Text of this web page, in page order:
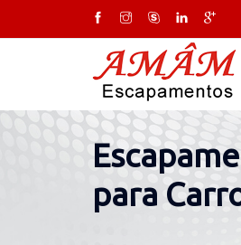
para